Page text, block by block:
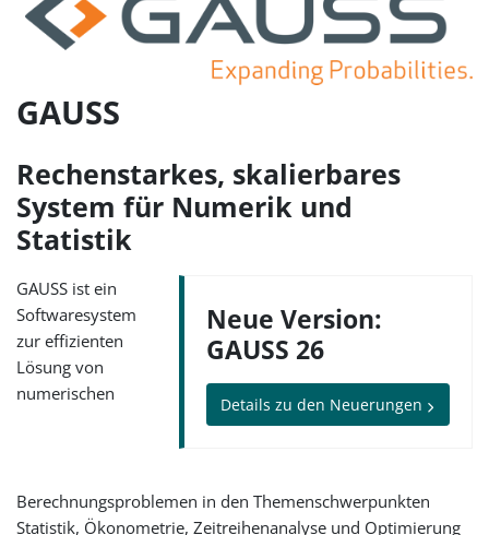
GAUSS
Rechenstarkes, skalierbares
System für Numerik und
Statistik
Neue Version:
GAUSS 26
Details zu den Neuerungen
GAUSS ist ein
Softwaresystem
zur effizienten
Lösung von
numerischen
Berechnungsproblemen in den Themenschwerpunkten
Statistik, Ökonometrie, Zeitreihenanalyse und Optimierung